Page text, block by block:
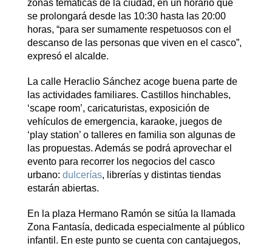
zonas temáticas de la ciudad, en un horario que
se prolongará desde las 10:30 hasta las 20:00
horas, “para ser sumamente respetuosos con el
descanso de las personas que viven en el casco”,
expresó el alcalde.
La calle Heraclio Sánchez acoge buena parte de
las actividades familiares. Castillos hinchables,
‘scape room’, caricaturistas, exposición de
vehículos de emergencia, karaoke, juegos de
‘play station’ o talleres en familia son algunas de
las propuestas. Además se podrá aprovechar el
evento para recorrer los negocios del casco
urbano: dulcerías, librerías y distintas tiendas
estarán abiertas.
En la plaza Hermano Ramón se sitúa la llamada
Zona Fantasía, dedicada especialmente al público
infantil. En este punto se cuenta con cantajuegos,